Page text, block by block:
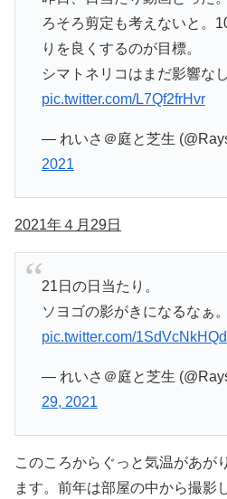
ろそろ剪定も考えないと。
りを良くするのが目標。
シマトネリコはまだ影響な
pic.twitter.com/L7Qf2frHvr
— れいさ＠庭と芝生
2021
2021年４月29日
21日の日当たり。
ソヨゴの影がきになるなぁ。
pic.twitter.com/1SdVcNkHQd
— れいさ＠庭と芝生
29, 2021
このころからぐっと気温があが
ます。前年は部屋の中から撮影